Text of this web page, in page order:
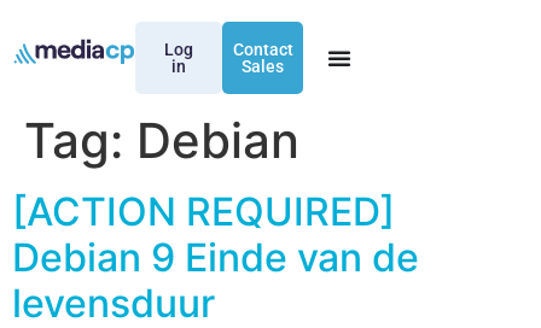
Log
in
Contact
Sales
Tag: Debian
[ACTION REQUIRED]
Debian 9 Einde van de
levensduur